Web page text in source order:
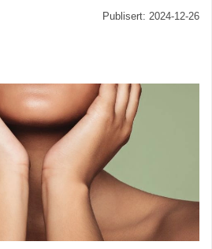
naturlig kroppspleie – og gir deg en
Publisert: 2024-12-26